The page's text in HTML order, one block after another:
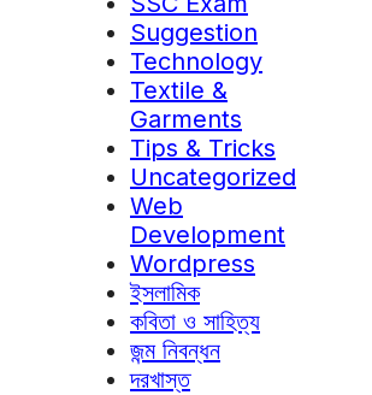
Suggestion
Technology
Textile &
Garments
Tips & Tricks
Uncategorized
Web
Development
Wordpress
ইসলামিক
কবিতা ও সাহিত্য
জন্ম নিবন্ধন
দরখাস্ত